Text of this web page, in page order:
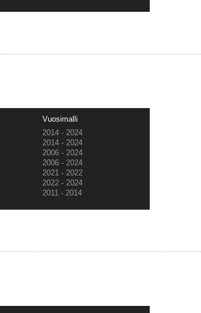
Vuosimalli
2014 - 2024
2014 - 2024
2006 - 2024
2006 - 2024
2021 - 2022
2022 - 2024
2011 - 2014